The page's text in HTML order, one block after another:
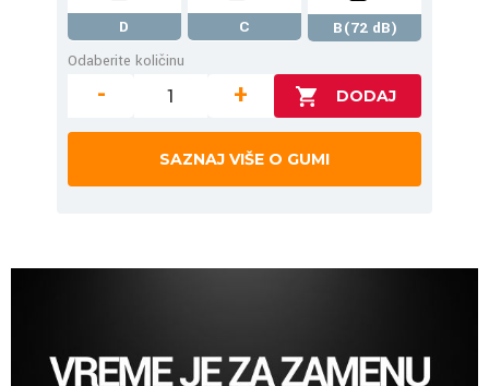
D C
B(72 dB)
Odaberite količinu
- +
SAZNAJ VIŠE O GUMI